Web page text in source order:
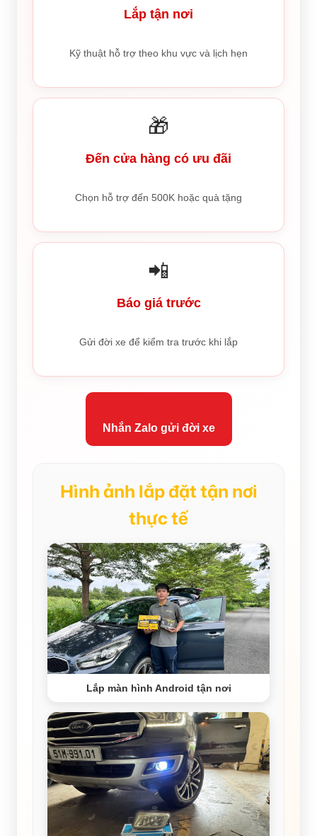
Lắp tận nơi
Kỹ thuật hỗ trợ theo khu vực và lịch hẹn
🎁
Đến cửa hàng có ưu đãi
Chọn hỗ trợ đến 500K hoặc quà tặng
📲
Báo giá trước
Gửi đời xe để kiểm tra trước khi lắp
Nhắn Zalo gửi đời xe
Hình ảnh lắp đặt tận nơi
thực tế
Lắp màn hình Android tận nơi